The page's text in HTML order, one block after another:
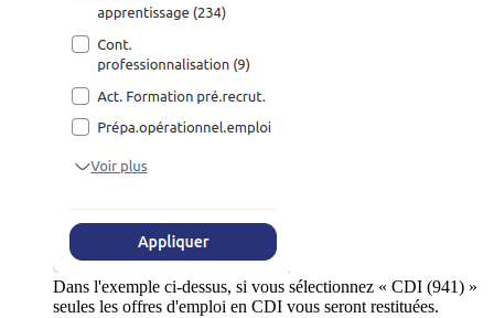
Dans l'exemple ci-dessus, si vous sélectionnez « CDI (941) »
seules les offres d'emploi en CDI vous seront restituées.